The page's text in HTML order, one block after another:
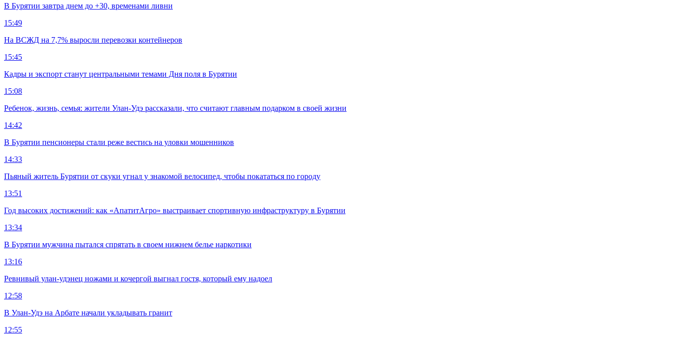
В Бурятии завтра днем до +30, временами ливни
15:49
На ВСЖД на 7,7% выросли перевозки контейнеров
15:45
Кадры и экспорт станут центральными темами Дня поля в Бурятии
15:08
Ребенок, жизнь, семья: жители Улан-Удэ рассказали, что считают главным подарком в своей жизни
14:42
В Бурятии пенсионеры стали реже вестись на уловки мошенников
14:33
Пьяный житель Бурятии от скуки угнал у знакомой велосипед, чтобы покататься по городу
13:51
Год высоких достижений: как «АпатитАгро» выстраивает спортивную инфраструктуру в Бурятии
13:34
В Бурятии мужчина пытался спрятать в своем нижнем белье наркотики
13:16
Ревнивый улан-удэнец ножами и кочергой выгнал гостя, который ему надоел
12:58
В Улан-Удэ на Арбате начали укладывать гранит
12:55